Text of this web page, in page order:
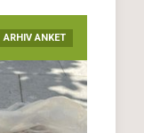
ARHIV ANKET